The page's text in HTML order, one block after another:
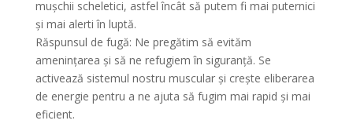
mușchii scheletici, astfel încât să putem fi mai puternici
și mai alerti în luptă.
Răspunsul de fugă: Ne pregătim să evităm
amenințarea și să ne refugiem în siguranță. Se
activează sistemul nostru muscular și crește eliberarea
de energie pentru a ne ajuta să fugim mai rapid și mai
eficient.